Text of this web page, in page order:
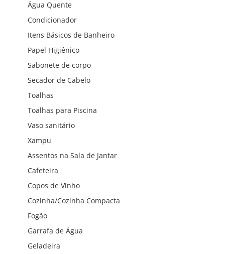
Água Quente
Condicionador
Itens Básicos de Banheiro
Papel Higiênico
Sabonete de corpo
Secador de Cabelo
Toalhas
Toalhas para Piscina
Vaso sanitário
Xampu
Assentos na Sala de Jantar
Cafeteira
Copos de Vinho
Cozinha/Cozinha Compacta
Fogão
Garrafa de Água
Geladeira